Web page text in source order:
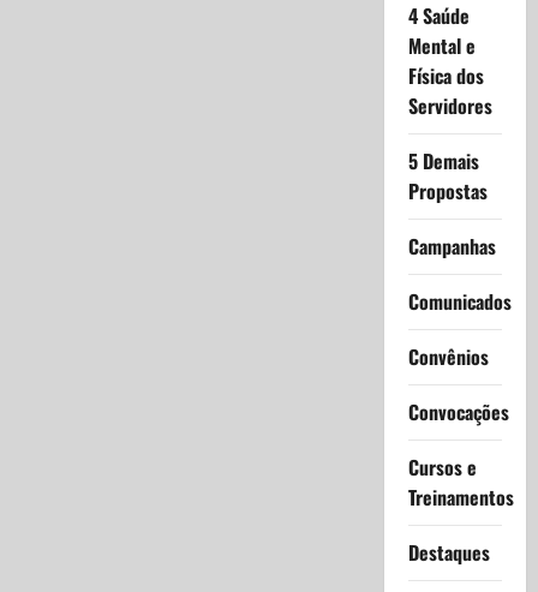
4 Saúde
Mental e
Física dos
Servidores
5 Demais
Propostas
Campanhas
Comunicados
Convênios
Convocações
Cursos e
Treinamentos
Destaques